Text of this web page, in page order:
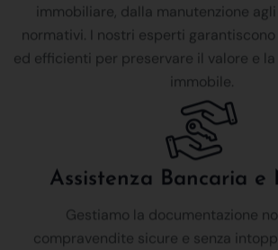
immobiliare, dalla manutenzione
normativi. I nostri esperti
ed efficienti per preservare il valore e
immobile.
Assistenza Bancaria e
Gestiamo la documentazione
compravendite sicure e senza